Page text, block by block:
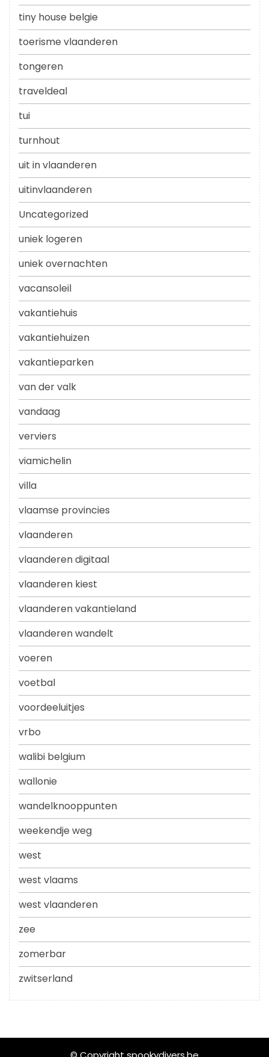
tiny house belgie
toerisme vlaanderen
tongeren
traveldeal
tui
turnhout
uit in vlaanderen
uitinvlaanderen
Uncategorized
uniek logeren
uniek overnachten
vacansoleil
vakantiehuis
vakantiehuizen
vakantieparken
van der valk
vandaag
verviers
viamichelin
villa
vlaamse provincies
vlaanderen
vlaanderen digitaal
vlaanderen kiest
vlaanderen vakantieland
vlaanderen wandelt
voeren
voetbal
voordeeluitjes
vrbo
walibi belgium
wallonie
wandelknooppunten
weekendje weg
west
west vlaams
west vlaanderen
zee
zomerbar
zwitserland